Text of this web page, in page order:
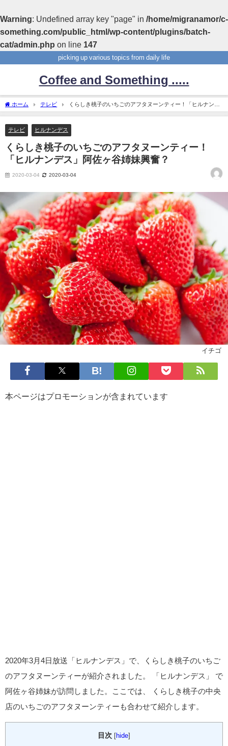
Warning: Undefined array key "page" in /home/migranamor/c-
something.com/public_html/wp-content/plugins/batch-
cat/admin.php on line 147
picking up various topics from daily life
Coffee and Something .....
ホーム テレビ
くらしき桃子のいちごのアフタヌーンティー！「ヒルナンデ
ス」阿佐ヶ谷姉妹興奮？
テレビ ヒルナンデス
くらしき桃子のいちごのアフタヌーンティー！
「ヒルナンデス」阿佐ヶ谷姉妹興奮？
2020-03-04 2020-03-04
イチゴ
本ページはプロモーションが含まれています
2020年3月4日放送「ヒルナンデス」で、くらしき桃子のいちご
のアフタヌーンティーが紹介されました。 「ヒルナンデス」 で
阿佐ヶ谷姉妹が訪問しました。ここでは、 くらしき桃子の中央
店のいちごのアフタヌーンティーも合わせて紹介します。
目次 [hide]